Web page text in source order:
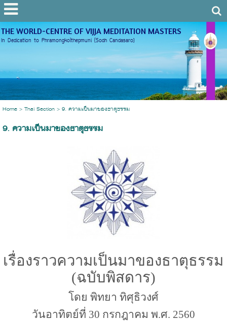
THE WORLD-CENTRE OF VIJJA MEDITATION MASTERS
In Dedication to Phramongkolthepmuni (Sodh Candasaro)
Home> Thai Section > 9. ความเป็นมาของธาตุธรรม
9. ความเป็นมาของธาตุธรรม
เรื่องราวความเป็นมาของธาตุธรรม
(ฉบับพิสดาร)
โดย พิทยา ทิศุธิวงศ์
วันอาทิตย์ที่ 30 กรกฎาคม พ.ศ. 2560